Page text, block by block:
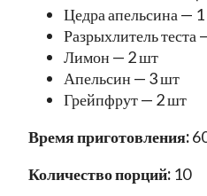
Цедра апельсина — 1
Разрыхлитель теста
Лимон — 2 шт
Апельсин — 3 шт
Грейпфрут — 2 шт
Время приготовления:
Количество порций: 10